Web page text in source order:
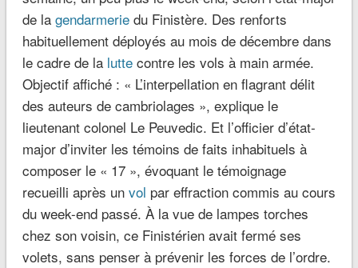
de la gendarmeriedu Finistère. Des renforts
habituellement déployés au mois de décembre dans
le cadre de la luttecontre les vols à main armée.
Objectif affiché : « L’interpellation en flagrant délit
des auteurs de cambriolages », explique le
lieutenant colonel Le Peuvedic. Et l’officier d’état-
major d’inviter les témoins de faits inhabituels à
composer le « 17 », évoquant le témoignage
recueilli après un vol par effraction commis au cours
du week-end passé. À la vue de lampes torches
chez son voisin, ce Finistérien avait fermé ses
volets, sans penser à prévenir les forces de l’ordre.